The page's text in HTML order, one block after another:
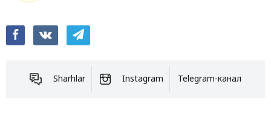
Sharhlar Instagram Telegram-канал